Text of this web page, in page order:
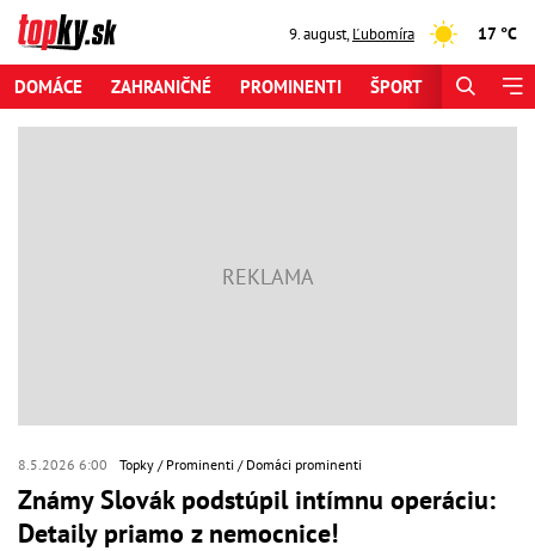
9. august,Ľubomíra 17 °C
DOMÁCE ZAHRANIČNÉ PROMINENTI ŠPORT
8.5.2026 6:00 Topky Prominenti Domáci prominenti
Známy Slovák podstúpil intímnu operáciu:
Detaily priamo z nemocnice!